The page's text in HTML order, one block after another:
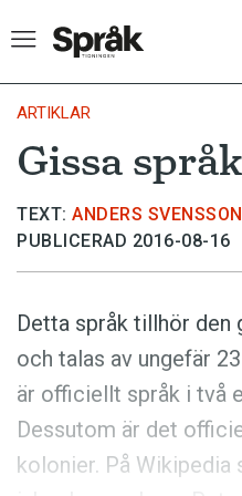
Hem
Artiklar
Skrivtips
Bokrecensioner
Kviss
Podden
ARTIKLAR
Gissa
TEXT: ANDERS SVENSSON
PUBLICERAD 2016-08-16
Detta språk tillhör den
och talas av ungefär
är officiellt språk i två
Dessutom är det
kolonier. På Wikipedia